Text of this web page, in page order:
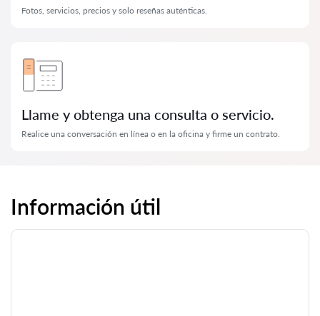
Fotos, servicios, precios y solo reseñas auténticas.
Llame y obtenga una consulta o servicio.
Realice una conversación en línea o en la oficina y firme un contrato.
Información útil